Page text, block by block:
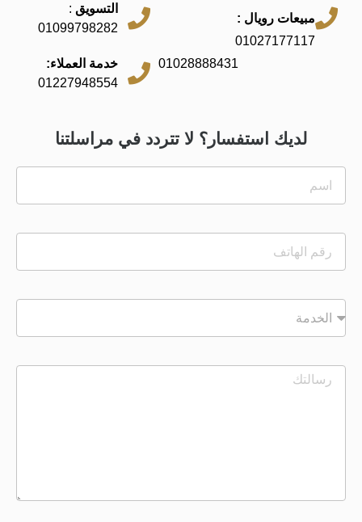
مبيعات رويال :
01027177117
01028888431
التسويق :
01099798282
خدمة العملاء:
01227948554
لديك استفسار؟ لا تتردد في مراسلتنا